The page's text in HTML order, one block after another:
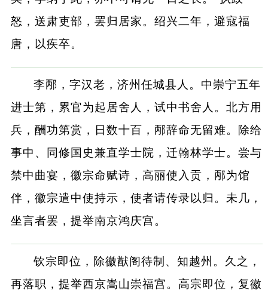
怒，送肃吏部，罢归居家。绍兴二年，避寇福
唐，以疾卒。
李邴，字汉老，济州任城县人。中崇宁五年
进士第，累官为起居舍人，试中书舍人。北方用
兵，酬功第赏，日数十百，邴辞命无留难。除给
事中、同修国史兼直学士院，迁翰林学士。尝与
禁中曲宴，徽宗命赋诗，高丽使入贡，邴为馆
伴，徽宗遣中使持示，使者请传录以归。未几，
坐言者罢，提举南京鸿庆宫。
钦宗即位，除徽猷阁待制、知越州。久之，
再落职，提举西京嵩山崇福宫。高宗即位，复徽